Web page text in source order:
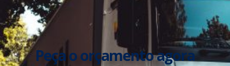
Peça o orçamento agora